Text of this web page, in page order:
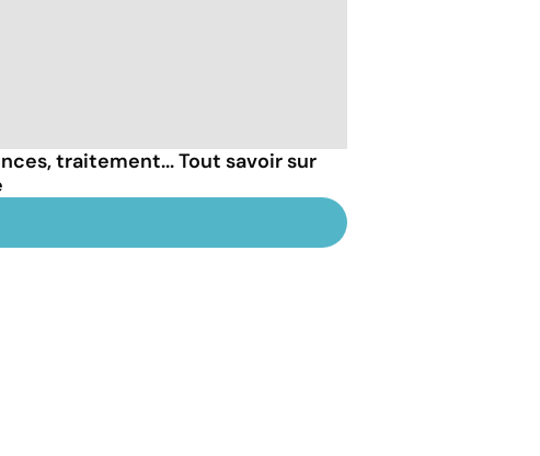
traitement... Tout savoir sur